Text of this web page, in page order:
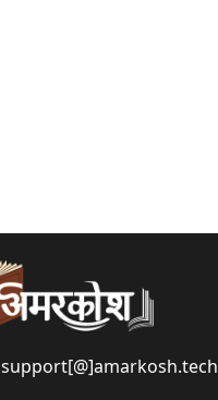
support[@]amarkosh.tech